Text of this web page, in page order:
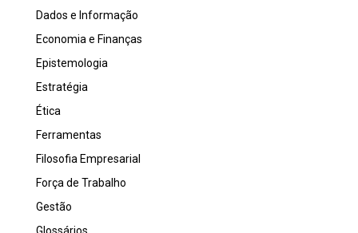
Dados e Informação
Economia e Finanças
Epistemologia
Estratégia
Ética
Ferramentas
Filosofia Empresarial
Força de Trabalho
Gestão
Glossários